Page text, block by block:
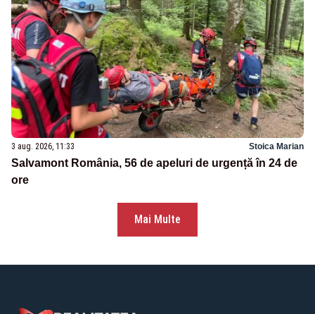
3 aug. 2026, 11:33 Stoica Marian
Salvamont România, 56 de apeluri de urgență în 24 de
ore
Mai Multe